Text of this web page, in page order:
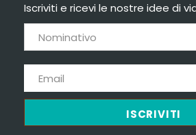
Iscriviti e ricevi le nostre idee di